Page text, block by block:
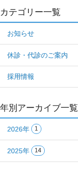
カテゴリー一覧
お知らせ
休診・代診のご案内
採用情報
年別アーカイブ一覧
2026年 1
2025年 14